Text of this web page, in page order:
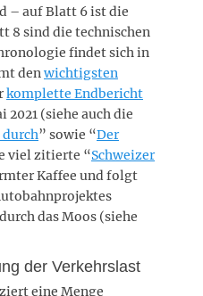
– auf Blatt 6 ist die
8 sind die technischen
findet sich in
denwichtigsten
komplette Endbericht
2021 (siehe auch die
durch” sowie “Der
viel zitierte “Schweizer
Kaffee und folgt
das Moos (siehe
der Verkehrslast
eine Menge